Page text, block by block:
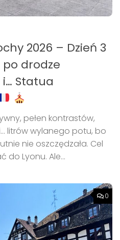
2026 – Dzień 3
po drodze
Statua
pełen kontrastów,
litrów wylanego potu, bo
nie oszczędzała. Cel
do Lyonu. Ale...
0